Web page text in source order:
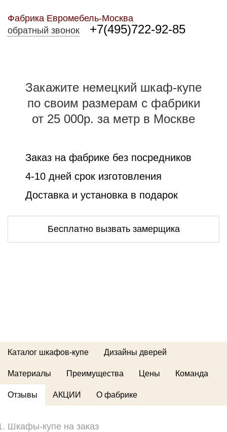
Фабрика Евромебель-Москва
обратный звонок
+7(495)722-92-85
Закажите немецкий шкаф-купе
по своим размерам с фабрики
от 25 000р. за метр в Москве
Заказ на фабрике без посредников
4-10 дней срок изготовления
Доставка и установка в подарок
Бесплатно вызвать замерщика
Каталог шкафов-купе Дизайны дверей
Материалы Преимущества Цены Команда
Отзывы АКЦИИ О фабрике
Шкафы-купе на заказ